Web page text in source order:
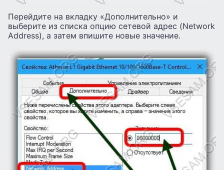
Перейдите на вкладку «Дополнительно» и
выберите из списка опцию сетевой адрес (Network
Address), а затем впишите новые значение.